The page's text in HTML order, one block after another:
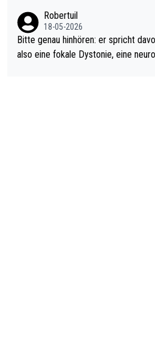
Robertuil
18-05-2026
Bitte genau hinhören: er spricht
also eine fokale Dystonie, eine